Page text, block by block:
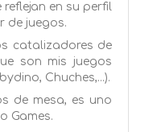
en su perfil
de juegos.
catalizadores de
son mis juegos
Chuches,...).
de mesa, es uno
Games.